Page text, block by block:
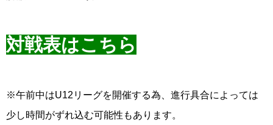
対戦表はこちら
※午前中はU12リーグを開催する為、進行具合によっては
少し時間がずれ込む可能性もあります。